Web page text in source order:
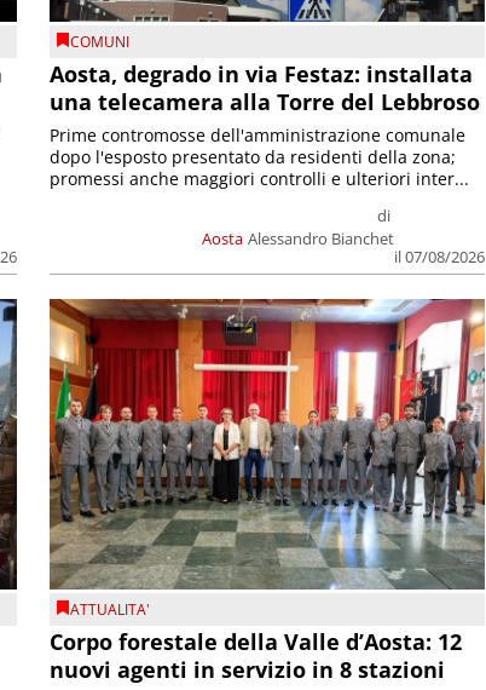
COMUNI
Aosta, degrado in via Festaz: installata
una telecamera alla Torre del Lebbroso
Aosta
di
Alessandro Bianchet
il 07/08/2026
Prime contromosse dell'amministrazione comunale
dopo l'esposto presentato da residenti della zona;
promessi anche maggiori controlli e ulteriori inter...
ATTUALITA'
Corpo forestale della Valle d’Aosta: 12
nuovi agenti in servizio in 8 stazioni